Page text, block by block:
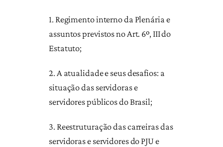
1. Regimento interno da Plenária e
assuntos previstos no Art. 6º, III do
Estatuto;
2. A atualidade e seus desafios: a
situação das servidoras e
servidores públicos do Brasil;
3. Reestruturação das carreiras das
servidoras e servidores do PJU e